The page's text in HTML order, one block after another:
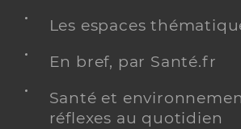
Les espaces
En bref, par Santé.fr
Santé et
réflexes au quotidien